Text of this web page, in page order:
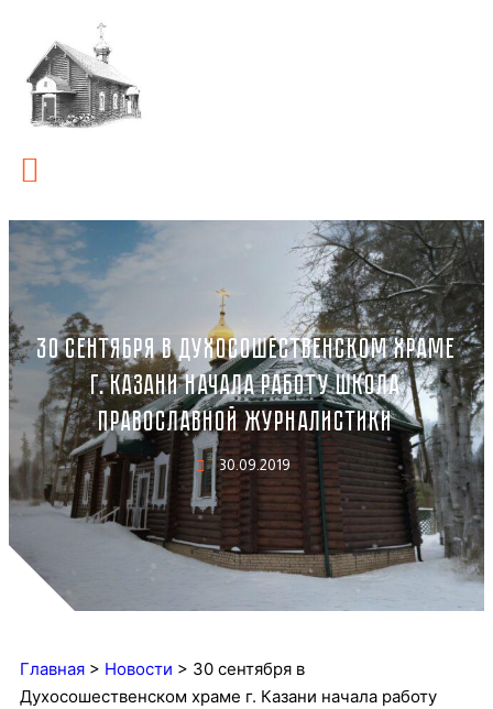
30 СЕНТЯБРЯ В ДУХОСОШЕСТВЕНСКОМ ХРАМЕ
Г. КАЗАНИ НАЧАЛА РАБОТУ ШКОЛА
ПРАВОСЛАВНОЙ ЖУРНАЛИСТИКИ
30.09.2019
Главная > Новости > 30 сентября в
Духосошественском храме г. Казани начала работу